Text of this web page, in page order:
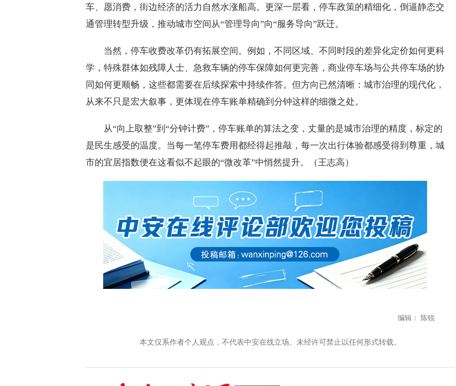
车、愿消费，街边经济的活力自然水涨船高。更深一层看，停车政策的精细化，倒逼静态交
通管理转型升级，推动城市空间从“管理导向”向“服务导向”跃迁。
当然，停车收费改革仍有拓展空间。例如，不同区域、不同时段的差异化定价如何更科
学，特殊群体如残障人士、急救车辆的停车保障如何更完善，商业停车场与公共停车场的协
同如何更顺畅，这些都需要在后续探索中持续作答。但方向已然清晰：城市治理的现代化，
从来不只是宏大叙事，更体现在停车账单精确到分钟这样的细微之处。
从“向上取整”到“分钟计费”，停车账单的算法之变，丈量的是城市治理的精度，标定的
是民生感受的温度。当每一笔停车费用都经得起推敲，每一次出行体验都感受得到尊重，城
市的宜居指数便在这看似不起眼的“微改革”中悄然提升。（王志高）
编辑： 陈锐
本文仅系作者个人观点，不代表中安在线立场。未经许可禁止以任何形式转载。